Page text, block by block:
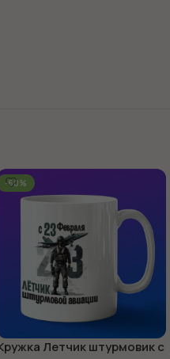
-60%
Летчик штурмовик с